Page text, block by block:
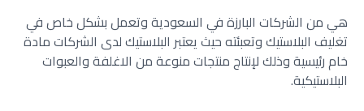
هي من الشركات البارزة في السعودية وتعمل بشكل خاص في
تغليف البلاستيك وتعبئته حيث يعتبر البلاستيك لدى الشركات مادة
خام رئيسية وذلك لإنتاج منتجات منوعة من الاغلفة والعبوات
البلاستيكية.